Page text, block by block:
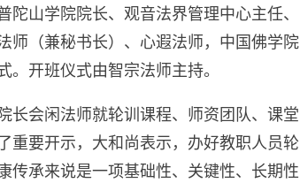
山学院院长、观音法界管理中心主任、
师（兼秘书长）、心遐法师，中国佛学院
开班仪式由智宗法师主持。
长会闲法师就轮训课程、师资团队、课堂
重要开示，大和尚表示，办好教职人员轮
传承来说是一项基础性、关键性、长期性